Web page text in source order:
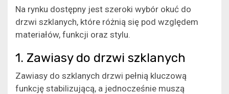
Na rynku dostępny jest szeroki wybór okuć do
drzwi szklanych, które różnią się pod względem
materiałów, funkcji oraz stylu.
1. Zawiasy do drzwi szklanych
Zawiasy do szklanych drzwi pełnią kluczową
funkcję stabilizującą, a jednocześnie muszą